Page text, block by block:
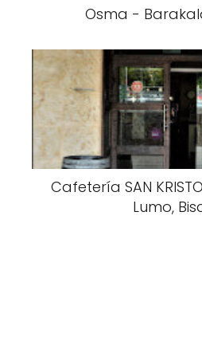
Osma -
Cafetería SAN
Lumo,